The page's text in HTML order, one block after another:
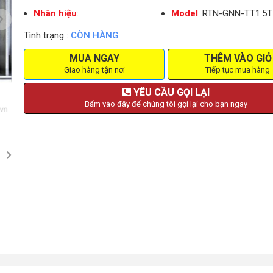
Nhãn hiệu: Model: RTN-GNN-TT1.5T
Tình trạng : CÒN HÀNG
MUA NGAY
Giao hàng tận nơi
THÊM VÀO GIỎ
Tiếp tục mua hàng
YÊU CẦU GỌI LẠI
Bấm vào đây để chúng tôi gọi lại cho bạn ngay